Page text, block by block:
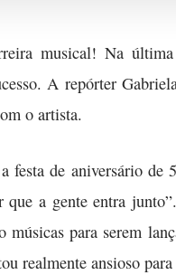
musical! Na
A repórter
o artista.
festa de aniversário
a gente entra
para serem
realmente ansioso